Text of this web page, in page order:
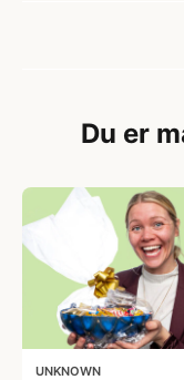
Du er
UNKNOWN